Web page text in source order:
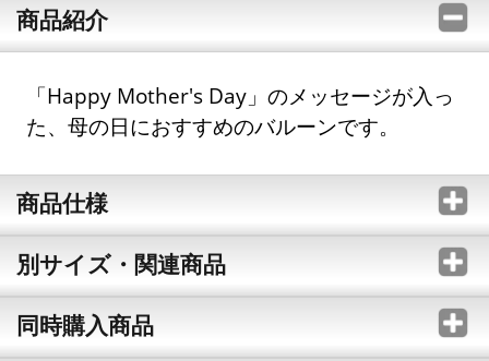
商品紹介
「Happy Mother's Day」のメッセージが入っ
た、母の日におすすめのバルーンです。
商品仕様
別サイズ・関連商品
同時購入商品